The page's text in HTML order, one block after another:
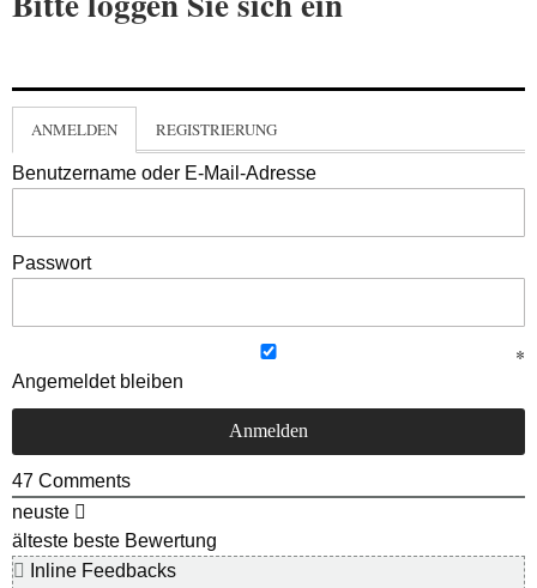
ANMELDEN REGISTRIERUNG
Benutzername oder E-Mail-Adresse
Passwort
Angemeldet bleiben
47 Comments
neuste
älteste beste Bewertung
Inline Feedbacks